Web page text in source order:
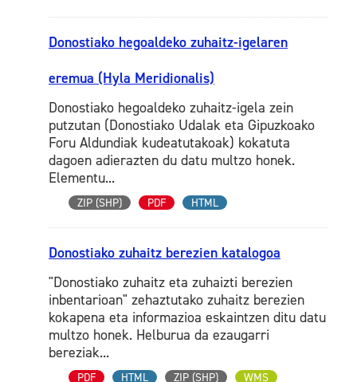
Donostiako hegoaldeko zuhaitz-igelaren
eremua (Hyla Meridionalis)
Donostiako hegoaldeko zuhaitz-igela zein
putzutan (Donostiako Udalak eta Gipuzkoako
Foru Aldundiak kudeatutakoak) kokatuta
dagoen adierazten du datu multzo honek.
Elementu...
ZIP (SHP) PDF HTML
Donostiako zuhaitz berezien katalogoa
"Donostiako zuhaitz eta zuhaizti berezien
inbentarioan" zehaztutako zuhaitz berezien
kokapena eta informazioa eskaintzen ditu datu
multzo honek. Helburua da ezaugarri
bereziak...
PDF HTML ZIP (SHP) WMS